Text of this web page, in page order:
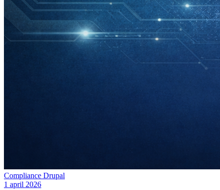
Compliance Drupal
1 april 2026